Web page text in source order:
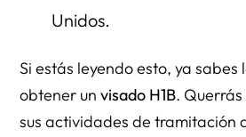
Unidos.
Si estás leyendo esto, ya sabes
obtener unvisado H1B.
sus actividades de tramitación